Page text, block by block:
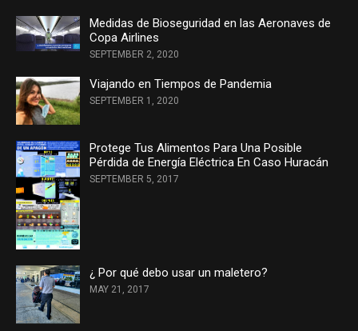
Medidas de Bioseguridad en las Aeronaves de
Copa Airlines
SEPTEMBER 2, 2020
Viajando en Tiempos de Pandemia
SEPTEMBER 1, 2020
Protege Tus Alimentos Para Una Posible
Pérdida de Energía Eléctrica En Caso Huracán
SEPTEMBER 5, 2017
¿ Por qué debo usar un maletero?
MAY 21, 2017